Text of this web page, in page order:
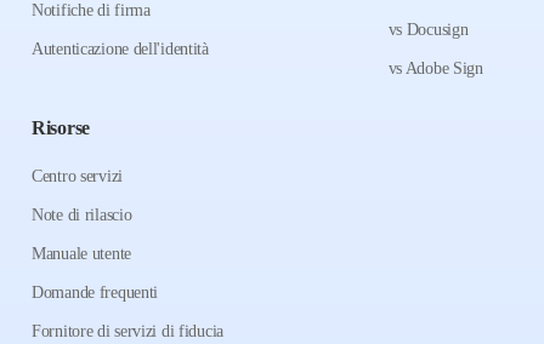
Notifiche di firma
Autenticazione dell'identità
vs Docusign
vs Adobe Sign
Risorse
Centro servizi
Note di rilascio
Manuale utente
Domande frequenti
Fornitore di servizi di fiducia